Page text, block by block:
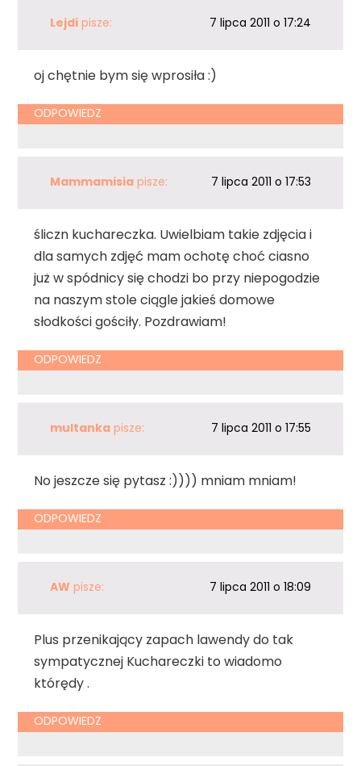
Lejdi pisze: 7 lipca 2011 o 17:24
oj chętnie bym się wprosiła :)
ODPOWIEDZ
Mammamisia pisze: 7 lipca 2011 o 17:53
śliczn kuchareczka. Uwielbiam takie zdjęcia i
dla samych zdjęć mam ochotę choć ciasno
już w spódnicy się chodzi bo przy niepogodzie
na naszym stole ciągle jakieś domowe
słodkości gościły. Pozdrawiam!
ODPOWIEDZ
multanka pisze: 7 lipca 2011 o 17:55
No jeszcze się pytasz :)))) mniam mniam!
ODPOWIEDZ
AW pisze: 7 lipca 2011 o 18:09
Plus przenikający zapach lawendy do tak
sympatycznej Kuchareczki to wiadomo
którędy .
ODPOWIEDZ